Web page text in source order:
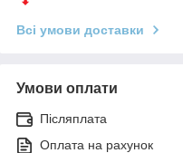
Всі умови доставки
Умови оплати
Післяплата
Оплата на рахунок